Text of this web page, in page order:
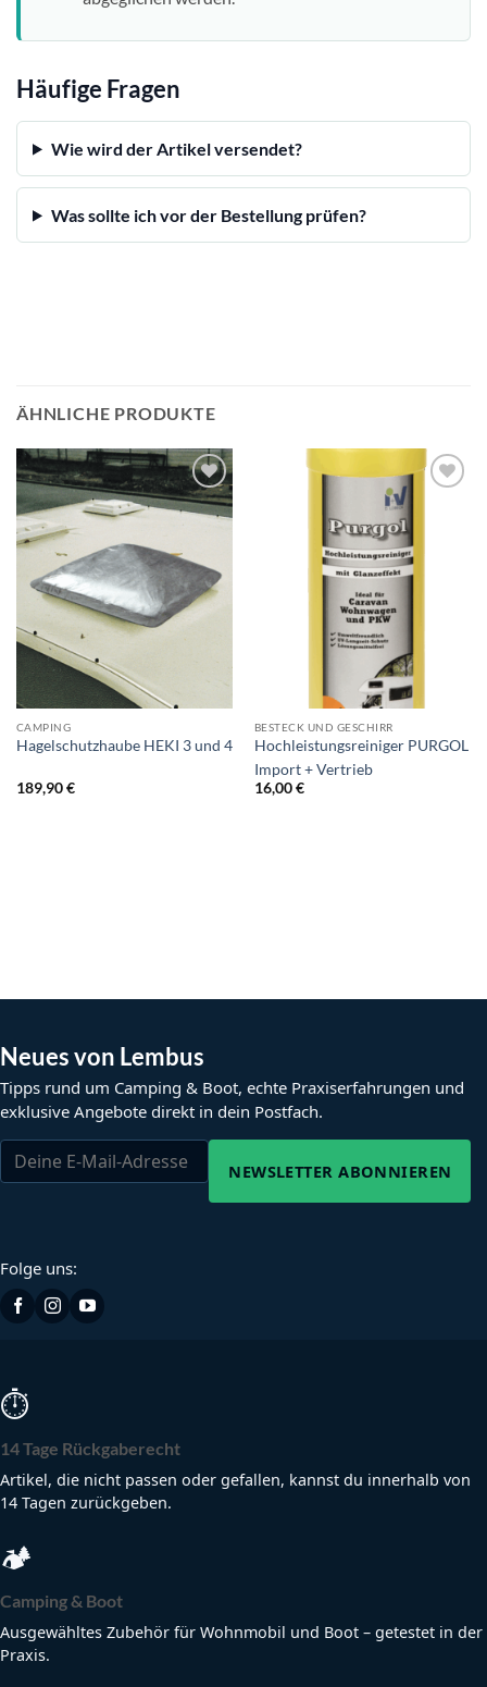
Häufige Fragen
Wie wird der Artikel versendet?
Was sollte ich vor der Bestellung prüfen?
ÄHNLICHE PRODUKTE
CAMPING
Hagelschutzhaube HEKI 3 und 4
189,90€
BESTECK UND GESCHIRR
Hochleistungsreiniger PURGOL
Import + Vertrieb
16,00€
Neues von Lembus
Tipps rund um Camping & Boot, echte Praxiserfahrungen und
exklusive Angebote direkt in dein Postfach.
NEWSLETTER ABONNIEREN
Folge uns:
⏱
14 Tage Rückgaberecht
Artikel, die nicht passen oder gefallen, kannst du innerhalb von
14 Tagen zurückgeben.
🏕
Camping & Boot
Ausgewähltes Zubehör für Wohnmobil und Boot – getestet in der
Praxis.